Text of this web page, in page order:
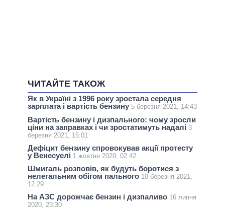
ЧИТАЙТЕ ТАКОЖ
Як в Україні з 1996 року зростала середня
зарплата і вартість бензину 5 березня 2021, 14:43
Вартість бензину і дизпального: чому зросли
ціни на заправках і чи зростатимуть надалі 3
березня 2021, 15:01
Дефіцит бензину спровокував акції протесту
у Венесуелі 1 жовтня 2020, 02:42
Шмигаль розповів, як будуть боротися з
нелегальним обігом пального 10 березня 2021,
12:29
На АЗС дорожчає бензин і дизпаливо 16 липня
2020, 23:30